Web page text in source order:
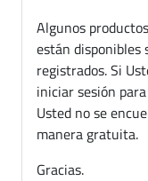
Algunos
están disponibles
registrados. Si
iniciar sesión
Usted no se
manera gratuita.
Gracias.